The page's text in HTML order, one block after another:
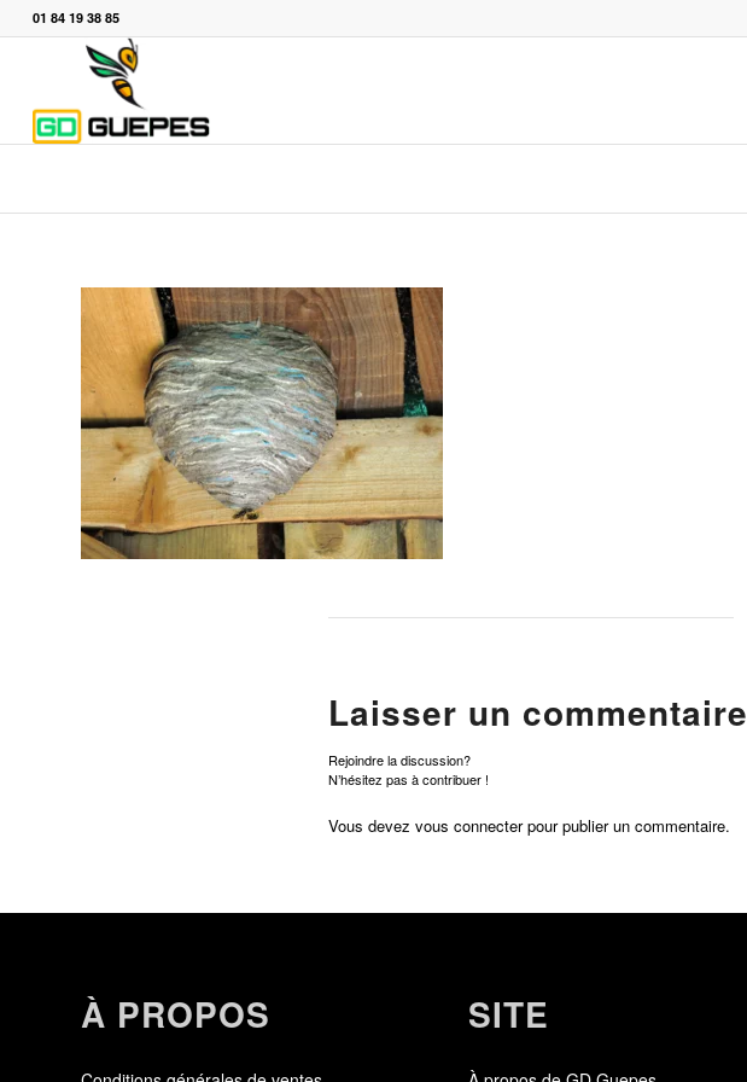
01 84 19 38 85
Laisser un commentaire
Rejoindre la discussion?
N’hésitez pas à contribuer !
Vous devez vous connecterpour publier un commentaire.
À PROPOS SITE